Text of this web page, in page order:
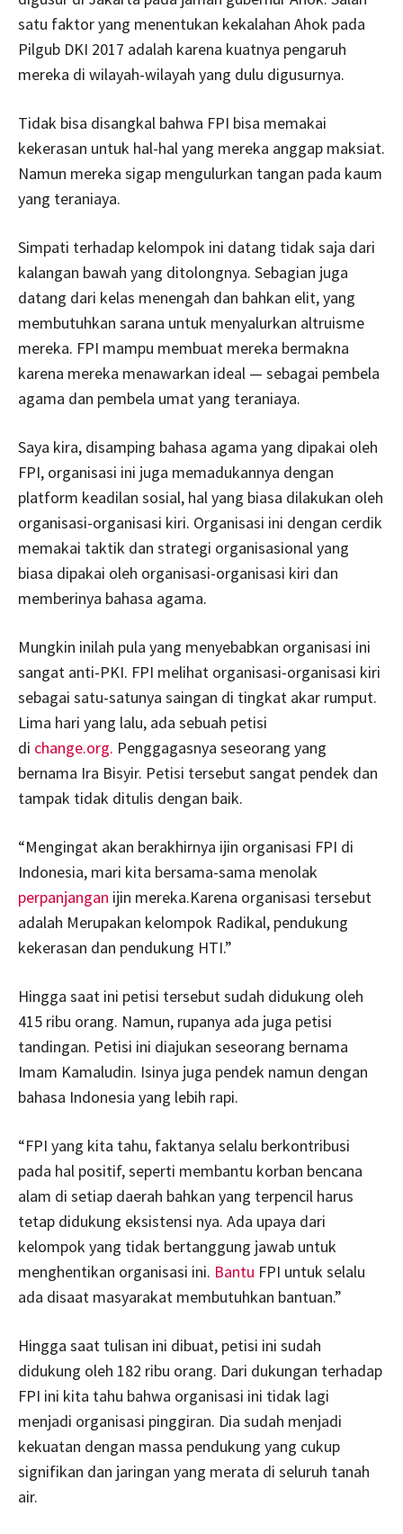
satu faktor yang menentukan kekalahan Ahok pada
Pilgub DKI 2017 adalah karena kuatnya pengaruh
mereka di wilayah-wilayah yang dulu digusurnya.
Tidak bisa disangkal bahwa FPI bisa memakai
kekerasan untuk hal-hal yang mereka anggap maksiat.
Namun mereka sigap mengulurkan tangan pada kaum
yang teraniaya.
Simpati terhadap kelompok ini datang tidak saja dari
kalangan bawah yang ditolongnya. Sebagian juga
datang dari kelas menengah dan bahkan elit, yang
membutuhkan sarana untuk menyalurkan altruisme
mereka. FPI mampu membuat mereka bermakna
karena mereka menawarkan ideal — sebagai pembela
agama dan pembela umat yang teraniaya.
Saya kira, disamping bahasa agama yang dipakai oleh
FPI, organisasi ini juga memadukannya dengan
platform keadilan sosial, hal yang biasa dilakukan oleh
organisasi-organisasi kiri. Organisasi ini dengan cerdik
memakai taktik dan strategi organisasional yang
biasa dipakai oleh organisasi-organisasi kiri dan
memberinya bahasa agama.
Mungkin inilah pula yang menyebabkan organisasi ini
sangat anti-PKI. FPI melihat organisasi-organisasi kiri
sebagai satu-satunya saingan di tingkat akar rumput.
Lima hari yang lalu, ada sebuah petisi
di change.org. Penggagasnya seseorang yang
bernama Ira Bisyir. Petisi tersebut sangat pendek dan
tampak tidak ditulis dengan baik.
“Mengingat akan berakhirnya ijin organisasi FPI di
Indonesia, mari kita bersama-sama menolak
perpanjangan ijin mereka.Karena organisasi tersebut
adalah Merupakan kelompok Radikal, pendukung
kekerasan dan pendukung HTI.”
Hingga saat ini petisi tersebut sudah didukung oleh
415 ribu orang. Namun, rupanya ada juga petisi
tandingan. Petisi ini diajukan seseorang bernama
Imam Kamaludin. Isinya juga pendek namun dengan
bahasa Indonesia yang lebih rapi.
“FPI yang kita tahu, faktanya selalu berkontribusi
pada hal positif, seperti membantu korban bencana
alam di setiap daerah bahkan yang terpencil harus
tetap didukung eksistensi nya. Ada upaya dari
kelompok yang tidak bertanggung jawab untuk
menghentikan organisasi ini. Bantu FPI untuk selalu
ada disaat masyarakat membutuhkan bantuan.”
Hingga saat tulisan ini dibuat, petisi ini sudah
didukung oleh 182 ribu orang. Dari dukungan terhadap
FPI ini kita tahu bahwa organisasi ini tidak lagi
menjadi organisasi pinggiran. Dia sudah menjadi
kekuatan dengan massa pendukung yang cukup
signifikan dan jaringan yang merata di seluruh tanah
air.